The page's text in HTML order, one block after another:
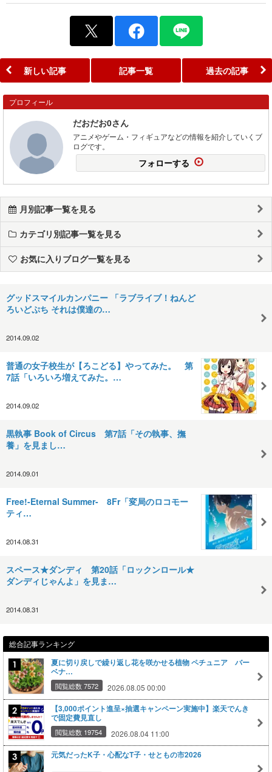
新しい記事 記事一覧 過去の記事
プロフィール
だおだお0さん
アニメやゲーム・フィギュアなどの情報を紹介していくブ
ログです。
フォローする
月別記事一覧を見る
カテゴリ別記事一覧を見る
お気に入りブログ一覧を見る
グッドスマイルカンパニー 「ラブライブ！ねんど
ろいどぷち それは僕達の…
2014.09.02
普通の女子校生が【ろこどる】やってみた。 第
7話「いろいろ増えてみた。…
2014.09.02
黒執事 Book of Circus 第7話「その執事、撫
養」を見まし…
2014.09.01
Free!-Eternal Summer- 8Fr「変局のロコモー
ティ…
2014.08.31
スペース★ダンディ 第20話「ロックンロール★
ダンディじゃんよ」を見ま…
2014.08.31
総合記事ランキング
夏に切り戻しで繰り返し花を咲かせる植物 ペチュニア バー
ベナ…
閲覧総数 7572 2026.08.05 00:00
【3,000ポイント進呈×抽選キャンペーン実施中】楽天でんき
で固定費見直し
閲覧総数 19754 2026.08.04 11:00
元気だったK子・心配なT子・せともの市2026